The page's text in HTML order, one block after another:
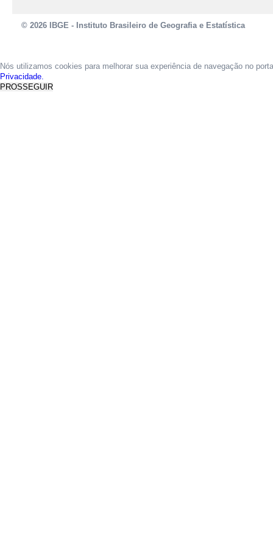
© 2026 IBGE - Instituto Brasileiro de Geografia e Estatística
Nós utilizamos cookies para melhorar sua experiência de navegação no
Privacidade.
PROSSEGUIR